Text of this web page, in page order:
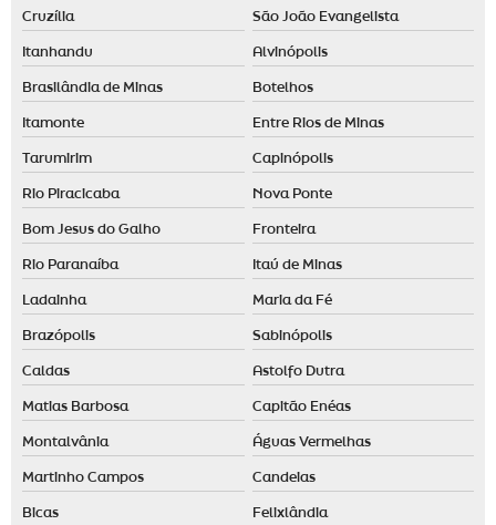
Cruzília São João Evangelista
Itanhandu Alvinópolis
Brasilândia de Minas Botelhos
Itamonte Entre Rios de Minas
Tarumirim Capinópolis
Rio Piracicaba Nova Ponte
Bom Jesus do Galho Fronteira
Rio Paranaíba Itaú de Minas
Ladainha Maria da Fé
Brazópolis Sabinópolis
Caldas Astolfo Dutra
Matias Barbosa Capitão Enéas
Montalvânia Águas Vermelhas
Martinho Campos Candeias
Bicas Felixlândia